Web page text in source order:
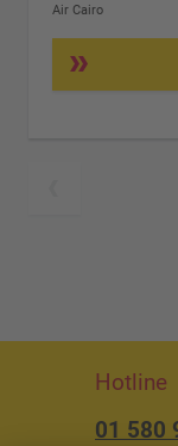
Air Cairo
Hotline
01 580